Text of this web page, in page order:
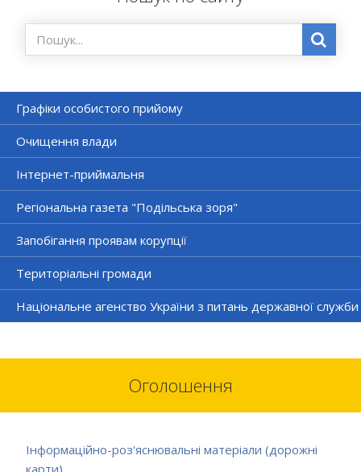
Графіки особистого прийому
Очищення влади
Інтернет-приймальня
Регіональна газета "Подільська зоря"
Запобігання проявам корупції
Територіальні громади
Національне агенство України з питань державної служби
Оголошення
Інформаційно-роз'яснювальні матеріали (дорожні